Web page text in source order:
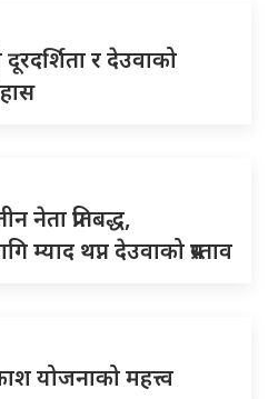
र देउवाको
नेता प्रतिबद्ध,
म्याद थप्न देउवाको प्रस्ताव
योजनाको महत्त्व